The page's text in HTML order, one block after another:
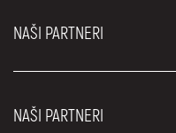
Cene
Blog
O nama
NAŠI PARTNERI
NAŠI PARTNERI